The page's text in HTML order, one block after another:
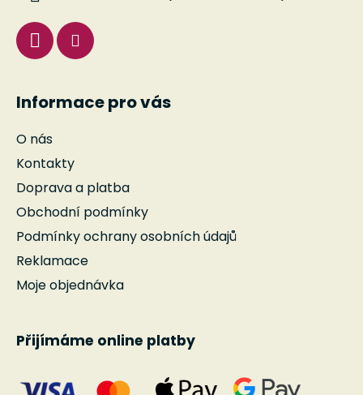
Informace pro vás
O nás
Kontakty
Doprava a platba
Obchodní podmínky
Podmínky ochrany osobních údajů
Reklamace
Moje objednávka
Přijímáme online platby